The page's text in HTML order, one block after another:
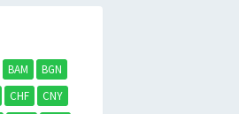
BAM
BGN
CHF
CNY